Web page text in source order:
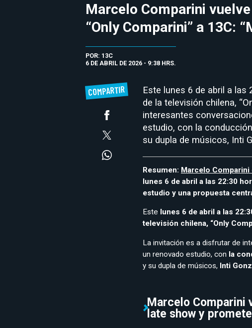
Marcelo Comparini
“Only Comparini” a 13C:
POR: 13C
6 DE ABRIL DE 2026 - 9:38 HRS.
COMPARTIR
Este lunes 6 de abril a las
de la televisión chilena,
interesantes
estudio, con la
su dupla de músicos, Inti
Resumen: Marcelo Comparini
lunes 6 de abril a las 22:30
estudio y una propuesta
Este lunes 6 de abril a las
televisión chilena, “Only
La invitación es a disfrutar de
un renovado estudio, con la
y su dupla de músicos, Inti
Marcelo Comparini
late show y